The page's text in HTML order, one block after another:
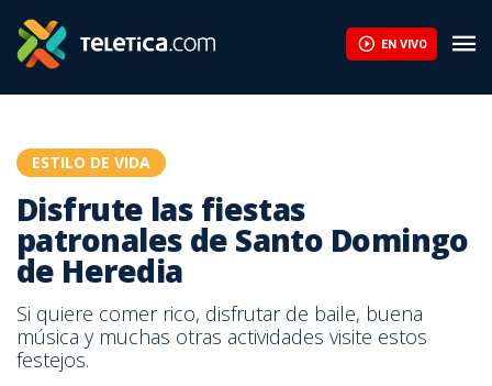
EN VIVO
ESTILO DE VIDA
Disfrute las fiestas
patronales de Santo Domingo
de Heredia
Si quiere comer rico, disfrutar de baile, buena
música y muchas otras actividades visite estos
festejos.